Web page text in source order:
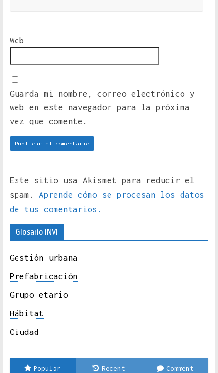
Web
Guarda mi nombre, correo electrónico y
web en este navegador para la próxima
vez que comente.
Este sitio usa Akismet para reducir el
spam. Aprende cómo se procesan los datos
de tus comentarios.
Glosario INVI
Gestión urbana
Prefabricación
Grupo etario
Hábitat
Ciudad
Popular Recent Comment